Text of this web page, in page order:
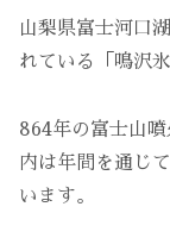
山梨県富士河口
れている「鳴沢氷
864年の富士山
内は年間を通じ
います。